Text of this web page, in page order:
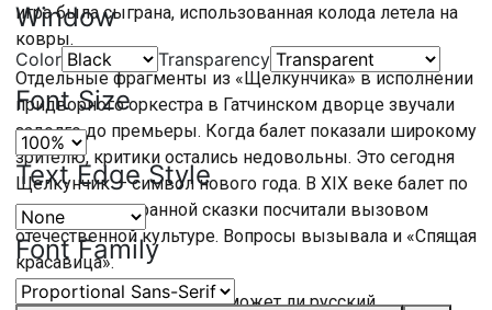
Window
Color Transparency
Font Size
Text Edge Style
Font Family
игра была сыграна, использованная колода летела на
ковры.
Отдельные фрагменты из «Щелкунчика» в исполнении
придворного оркестра в Гатчинском дворце звучали
задолго до премьеры. Когда балет показали широкому
зрителю, критики остались недовольны. Это сегодня
Щелкунчик — символ нового года. В XIX веке балет по
мотивам иностранной сказки посчитали вызовом
отечественной культуре. Вопросы вызывала и «Спящая
красавица».
«Было такое сомнение – может ли русский